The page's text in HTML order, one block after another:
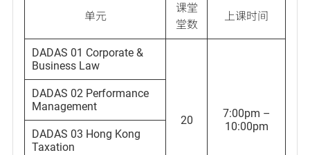
单元
课堂
堂数
上课时间
DADAS 01 Corporate &
Business Law
20
7:00pm –
10:00pm
DADAS 02 Performance
Management
DADAS 03 Hong Kong
Taxation